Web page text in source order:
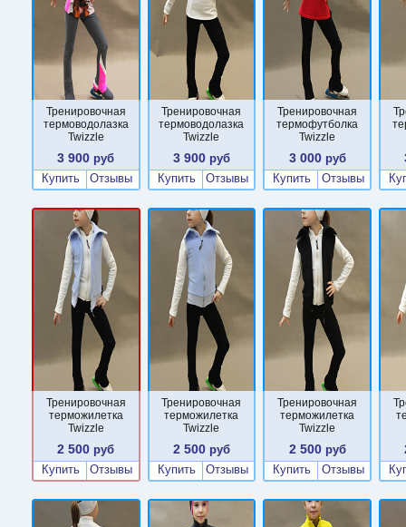
Тренировочная
термоводолазка
Twizzle
3 900 руб
Купить
Отзывы
Тренировочная
термоводолазка
Twizzle
3 900 руб
Купить
Отзывы
Тренировочная
термофутболка
Twizzle
3 000руб
Купить
Отзывы
Тренировочная
терможилетка
Twizzle
2 500 руб
Купить
Отзывы
Тренировочная
терможилетка
Twizzle
2 500 руб
Купить
Отзывы
Тренировочная
терможилетка
Twizzle
2 500руб
Купить
Отзывы